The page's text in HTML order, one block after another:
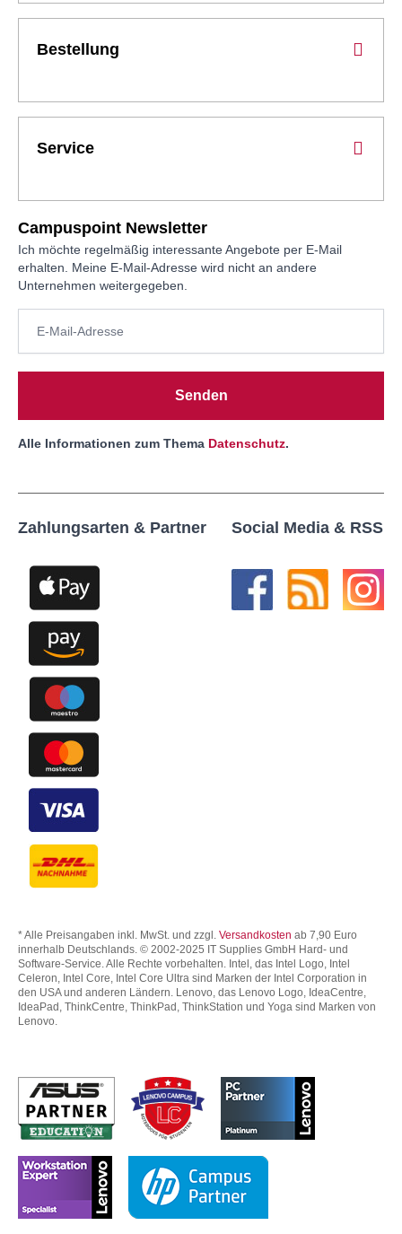
Bestellung
Service
Campuspoint Newsletter
Ich möchte regelmäßig interessante Angebote per E-Mail
erhalten. Meine E-Mail-Adresse wird nicht an andere
Unternehmen weitergegeben.
Senden
Alle Informationen zum Thema Datenschutz.
Zahlungsarten & Partner Social Media & RSS
* Alle Preisangaben inkl. MwSt. und zzgl. Versandkosten ab 7,90 Euro
innerhalb Deutschlands. © 2002-2025 IT Supplies GmbH Hard- und
Software-Service. Alle Rechte vorbehalten. Intel, das Intel Logo, Intel
Celeron, Intel Core, Intel Core Ultra sind Marken der Intel Corporation in
den USA und anderen Ländern. Lenovo, das Lenovo Logo, IdeaCentre,
IdeaPad, ThinkCentre, ThinkPad, ThinkStation und Yoga sind Marken von
Lenovo.